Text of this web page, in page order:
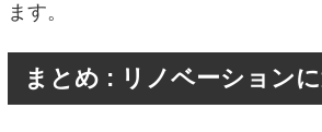
ます。
まとめ : リノベーション